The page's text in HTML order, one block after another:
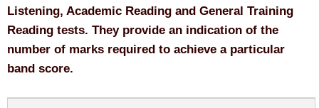
Listening, Academic Reading and General Training
Reading tests. They provide an indication of the
number of marks required to achieve a particular
band score.